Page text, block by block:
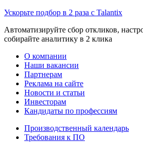
Ускорьте подбор в 2 раза с Talantix
Автоматизируйте сбор откликов,
собирайте аналитику в 2 клика
О компании
Наши вакансии
Партнерам
Реклама на сайте
Новости и статьи
Инвесторам
Кандидаты по профессиям
Производственный календарь
Требования к ПО